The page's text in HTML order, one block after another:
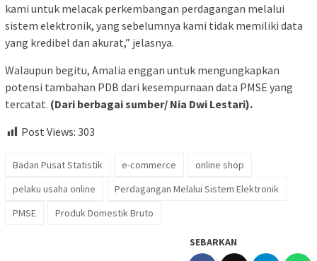
kami untuk melacak perkembangan perdagangan melalui
sistem elektronik, yang sebelumnya kami tidak memiliki data
yang kredibel dan akurat,” jelasnya.
Walaupun begitu, Amalia enggan untuk mengungkapkan
potensi tambahan PDB dari kesempurnaan data PMSE yang
tercatat. (Dari berbagai sumber/ Nia Dwi Lestari).
Post Views: 303
Badan Pusat Statistik e-commerce
online shop
pelaku usaha online
Perdagangan Melalui Sistem Elektronik
PMSE
Produk Domestik Bruto
SEBARKAN